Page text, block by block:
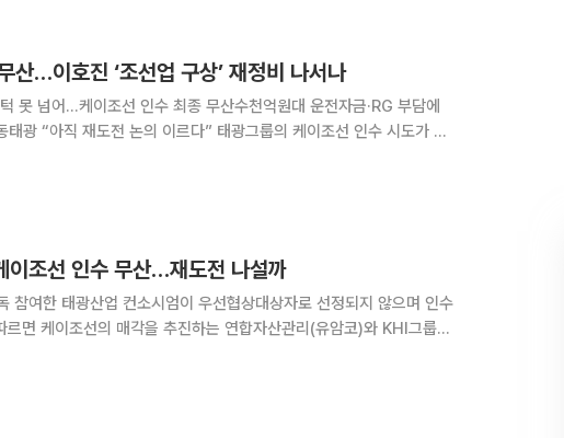
산…이호진 ‘조선업 구상’ 재정비 나서나
못 넘어…케이조선 인수 최종 무산수천억원대 운전자금·RG 부담에
논의 이르다” 태광그룹의 케이조선 인수 시도가 결
업 진출을 통해 사업 포트폴리오를 넓히려던
이조선 인수 무산…재도전 나설까
참여한 태광산업 컨소시엄이 우선협상대상자로 선정되지 않으며 인수